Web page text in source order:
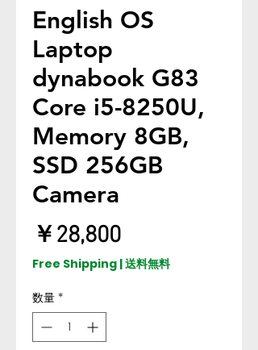
English OS
Laptop
dynabook G83
Core i5-8250U,
Memory 8GB,
SSD 256GB
Camera
￥28,800価
格
Free Shipping | 送料無料
数量 *